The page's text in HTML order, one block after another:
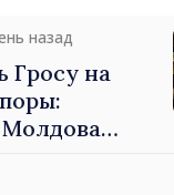
назад
Гросу на